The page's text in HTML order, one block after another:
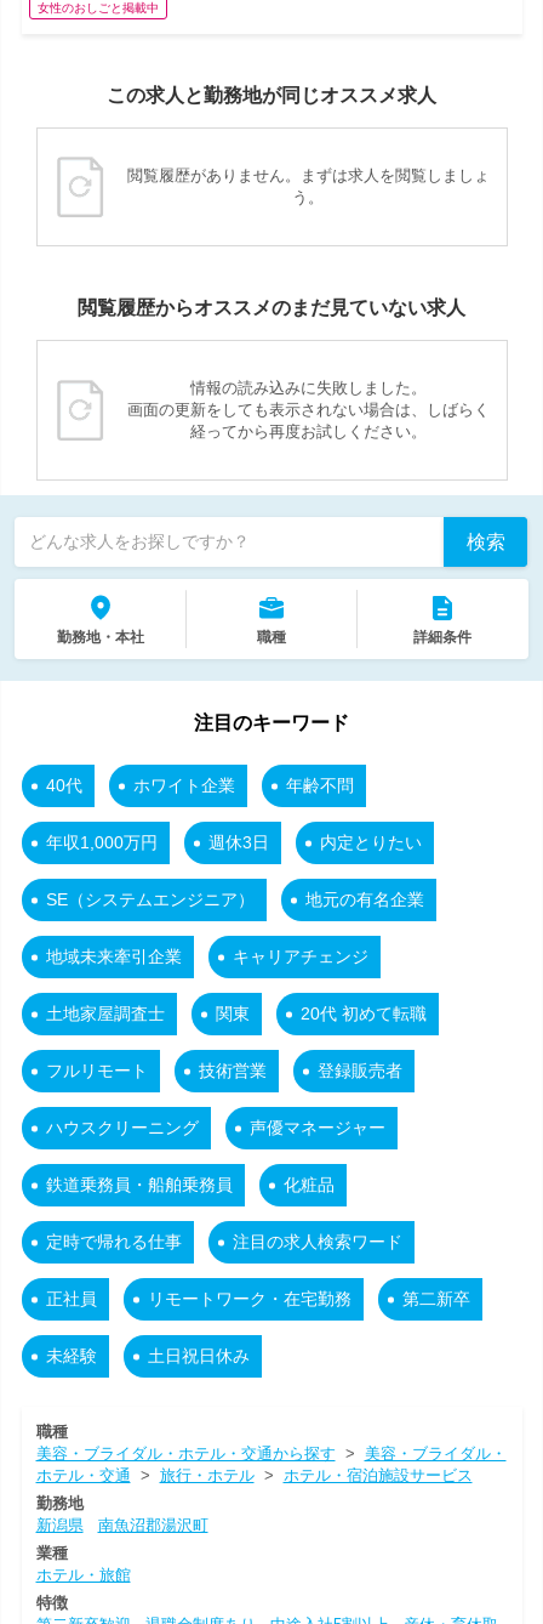
女性のおしごと掲載中
この求人と勤務地が同じオススメ求人
閲覧履歴がありません。まずは求人を閲覧しましょ
う。
閲覧履歴からオススメのまだ見ていない求人
情報の読み込みに失敗しました。
画面の更新をしても表示されない場合は、しばらく
経ってから再度お試しください。
どんな求人をお探しですか？ 検索
勤務地・本社 職種 詳細条件
注目のキーワード
40代 ホワイト企業 年齢不問
年収1,000万円 週休3日 内定とりたい
SE（システムエンジニア） 地元の有名企業
地域未来牽引企業 キャリアチェンジ
土地家屋調査士 関東 20代 初めて転職
フルリモート 技術営業 登録販売者
ハウスクリーニング 声優マネージャー
鉄道乗務員・船舶乗務員 化粧品
定時で帰れる仕事 注目の求人検索ワード
正社員 リモートワーク・在宅勤務 第二新卒
未経験 土日祝日休み
職種
美容・ブライダル・ホテル・交通から探す > 美容・ブライダル・
ホテル・交通 > 旅行・ホテル> ホテル・宿泊施設サービス
勤務地
新潟県
南魚沼郡湯沢町
業種
ホテル・旅館
特徴